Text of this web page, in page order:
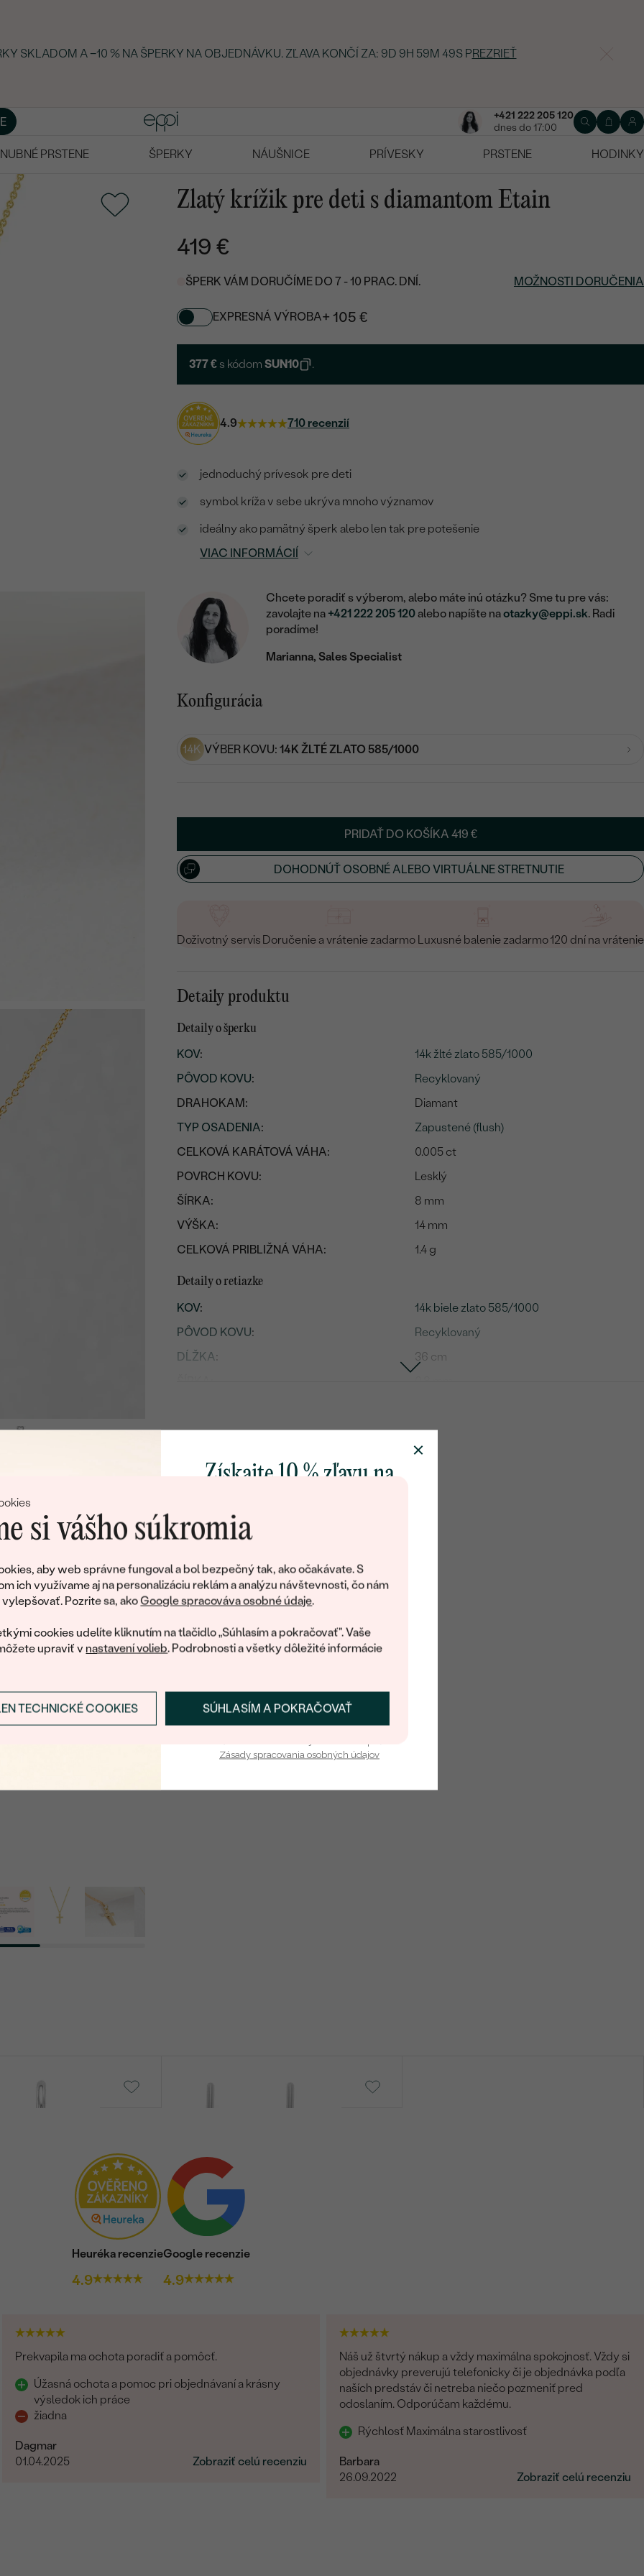
si vášho súkromia
aby web správne fungoval a bol bezpečný tak, ako očakávate. S
ich využívame aj na personalizáciu reklám a analýzu návštevnosti, čo nám
Pozrite sa, akoGoogle spracováva osobné údaje.
cookies udelíte kliknutím na tlačidlo „Súhlasím a pokračovať". Vaše
upraviť v nastavení volieb. Podrobnosti a všetky dôležité informácie
SÚHLASÍM A POKRAČOVAŤ
TECHNICKÉ COOKIES
SKLADOM A −10 % NA ŠPERKY NA OBJEDNÁVKU. ZĽAVA KONČÍ ZA: 9D 9H 59M 48SPREZRIEŤ
+421 222 205 120
dnes do 17:00
PRSTENE ŠPERKY NÁUŠNICE PRÍVESKY PRSTENE HODINKY
Zlatý krížik pre deti s diamantom Etain
419 €
ŠPERK VÁM DORUČÍME DO 7 - 10 PRAC. DNÍ. MOŽNOSTI DORUČENIA
EXPRESNÁ VÝROBA+ 105 €
377 € s kódomSUN10 .
4.9 710 recenzií
jednoduchý prívesok pre deti
symbol kríža v sebe ukrýva mnoho významov
ideálny ako pamätný šperk alebo len tak pre potešenie
VIAC INFORMÁCIÍ
Chcete poradiť s výberom, alebo máte inú otázku? Sme tu pre vás:
zavolajte na +421 222 205 120alebo napíšte naotazky@eppi.sk. Radi
poradíme!
Marianna, Sales Specialist
Konfigurácia
14K VÝBER KOVU: 14K ŽLTÉ ZLATO 585/1000
PRIDAŤ DO KOŠÍKA 419 €
DOHODNÚŤ OSOBNÉ ALEBO VIRTUÁLNE STRETNUTIE
Doživotný servis Doručenie a vrátenie zadarmo Luxusné balenie zadarmo120 dní na vrátenie
Detaily produktu
Detaily o šperku
KOV:
14k žlté zlato 585/1000
PÔVOD KOVU:
Recyklovaný
DRAHOKAM:
Diamant
TYP OSADENIA:
Zapustené (flush)
CELKOVÁ KARÁTOVÁ VÁHA:
0.005 ct
POVRCH KOVU:
Lesklý
ŠÍRKA:
8 mm
VÝŠKA:
14 mm
CELKOVÁ PRIBLIŽNÁ VÁHA:
1.4 g
Detaily o retiazke
KOV:
14k biele zlato 585/1000
PÔVOD KOVU:
Recyklovaný
DĹŽKA:
36 cm
TYP:
Ankr
Detaily o osadenom drahokame
KARÁTOVÁ VÁHA
ROZMERY:
ČISTOTA:
FARBA:
TVAR:
Heuréka recenzie
4.9
Google recenzie
4.9
Prekvapila ma ochota poradiť a pomôcť.
Úžasná ochota a pomoc pri objednávaní a krásny
výsledok ich práce
žiadna
Dagmar
01.04.2025
Zobraziť celú recenziu
Náš už štvrtý nákup a vždy maximálna spokojnosť. Vždy si
objednávky preverujú telefonicky či je objednávka podľa
naších predstáv či netreba niečo pozmeniť pred
odoslaním. Odporúčam každému.
Rýchlosť Maximálna starostlivosť
Barbara
26.09.2022
Zobraziť celú recenziu
Získajte 10 % zľavu na
poctivo vyrábaných šperkov Eppi.
Ako darček na privítanie vám
obratom pošleme zľavový kód na
Prihlásiť sa a získať zľavu
Zásady spracovania osobných údajov